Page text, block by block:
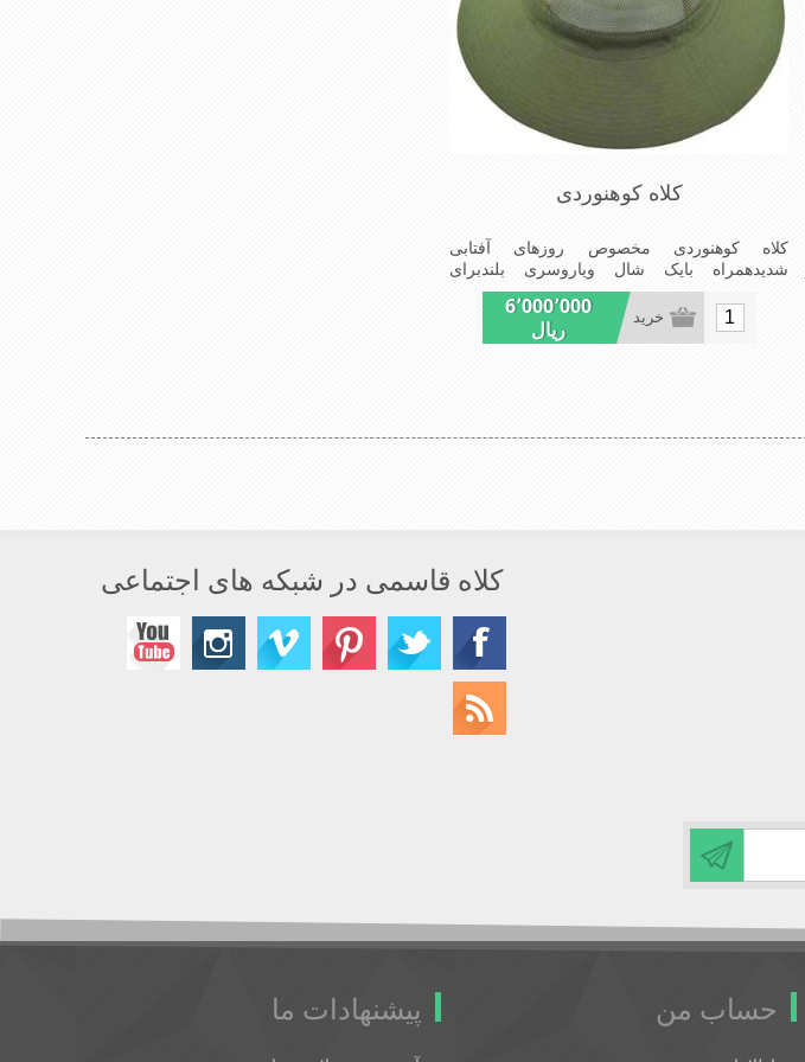
کلاه کوهنوردی
کلاه کوهنوردی مخصوص روزهای آفتابی
شدیدهمراه بایک شال ویاروسری بلندبرای
جلوگیری بیشترازتابش مستقیم آفتاب.
6٬000٬000
ریال
خرید
کلاه قاسمی در شبکه های اجتماعی
حساب من پیشنهادات ما